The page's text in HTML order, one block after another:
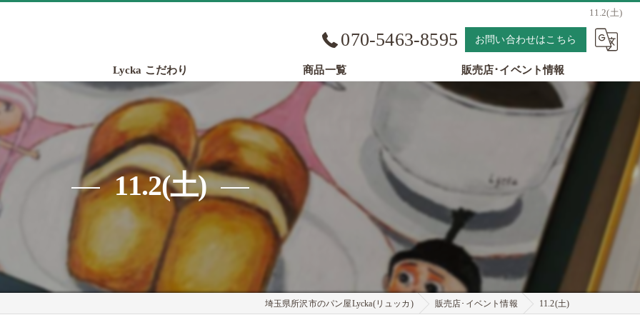
11.2(土)
070-5463-8595 お問い合わせはこちら
Lycka こだわり 商品一覧 販売店･イベント情報
11.2(土)
埼玉県所沢市のパン屋Lycka(リュッカ) 販売店･イベント情報 11.2(土)